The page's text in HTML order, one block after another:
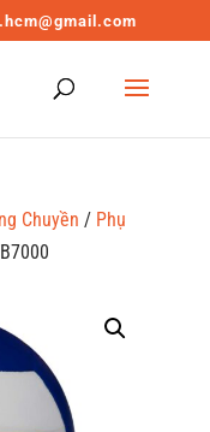
Chuyền / Phụ